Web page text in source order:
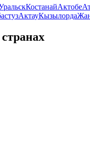
КостанайАктобе
АктауКызылорда